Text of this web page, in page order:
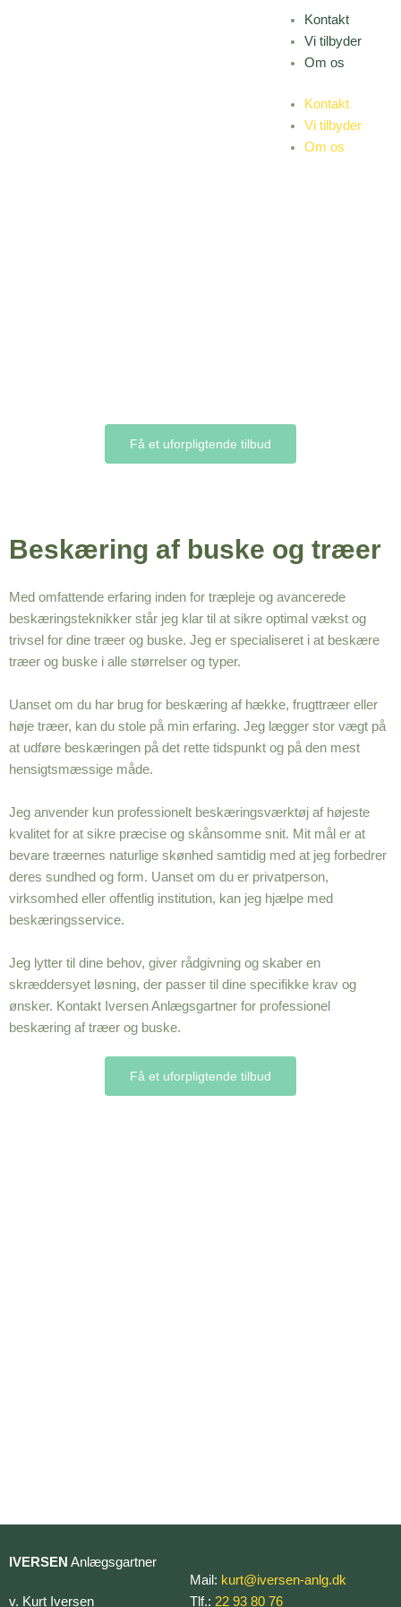
Kontakt
Vi tilbyder
Om os
Kontakt
Vi tilbyder
Om os
Få et uforpligtende tilbud
Beskæring af buske og træer
Med omfattende erfaring inden for træpleje og avancerede
beskæringsteknikker står jeg klar til at sikre optimal vækst og
trivsel for dine træer og buske. Jeg er specialiseret i at beskære
træer og buske i alle størrelser og typer.
Uanset om du har brug for beskæring af hække, frugttræer eller
høje træer, kan du stole på min erfaring. Jeg lægger stor vægt på
at udføre beskæringen på det rette tidspunkt og på den mest
hensigtsmæssige måde.
Jeg anvender kun professionelt beskæringsværktøj af højeste
kvalitet for at sikre præcise og skånsomme snit. Mit mål er at
bevare træernes naturlige skønhed samtidig med at jeg forbedrer
deres sundhed og form. Uanset om du er privatperson,
virksomhed eller offentlig institution, kan jeg hjælpe med
beskæringsservice.
Jeg lytter til dine behov, giver rådgivning og skaber en
skræddersyet løsning, der passer til dine specifikke krav og
ønsker. Kontakt Iversen Anlægsgartner for professionel
beskæring af træer og buske.
Få et uforpligtende tilbud
IVERSEN Anlægsgartner
v. Kurt Iversen
Mail: kurt@iversen-anlg.dk
Tlf.: 22 93 80 76